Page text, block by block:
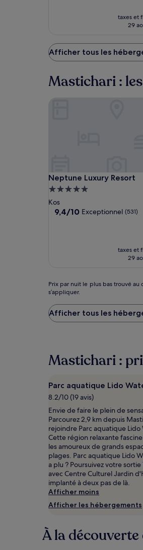
taxes et
29
Afficher tous les
Mastichari :
Neptune
Luxury
Resort
Neptune Luxury Resort
Neptune Luxury Resort
Hébergement
5.0 étoiles
Kos
9.4
9,4/10 Exceptionnel (531)
taxes et
29
Prix
par
nuit
le
plus
cours
des
heures
sur
la
base
d’un
séjour
d’une
nuit
pour
2 adultes.
Les
prix
et
la
disponibilité
susceptibles
de
Prix par nuit le plus bas trouvé
s’appliquer.
Afficher tous les
Mastichari :
Parc aquatique Lido
8.2/10 (19 avis)
Envie de faire le plein de
Parcourez 2,9 km depuis
rejoindre Parc aquatique Lido
Cette région relaxante
les amoureux de grands
plages. Parc aquatique Lido
a plu ? Poursuivez votre sortie
avec Centre Culturel Jardin
implanté à deux pas de là.
Afficher moins
Afficher les hébergements
À la